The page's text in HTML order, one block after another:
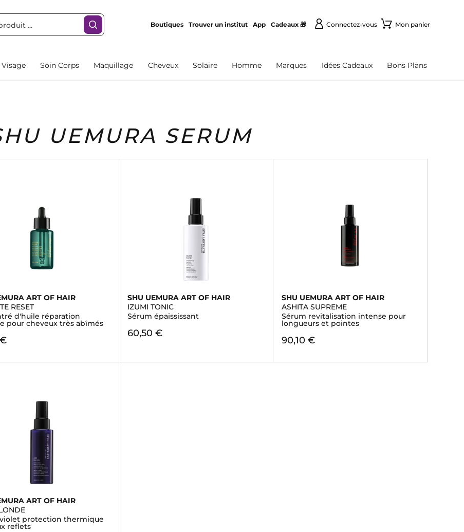
Boutiques Trouver un institut App Cadeaux 🎁 Connectez-vous Mon panier
Soin Corps Maquillage Cheveux Solaire Homme Marques Idées Cadeaux Bons Plans
UEMURA SERUM
ART OF HAIR
RESET
d'huile réparation
pour cheveux très abîmés
SHU UEMURA ART OF HAIR
IZUMI TONIC
Sérum épaississant
60,50 €
SHU UEMURA ART OF HAIR
ASHITA SUPREME
Sérum revitalisation intense pour
longueurs et pointes
90,10 €
ART OF HAIR
protection thermique
reflets